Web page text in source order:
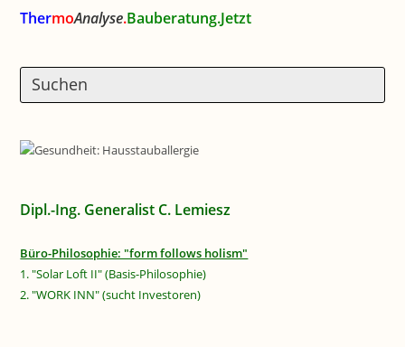
ThermoAnalyse.Bauberatung.Jetzt
Dipl.-Ing. Generalist C. Lemiesz
Büro-Philosophie: "form follows holism"
1. "Solar Loft II" (Basis-Philosophie)
2. "WORK INN" (sucht Investoren)